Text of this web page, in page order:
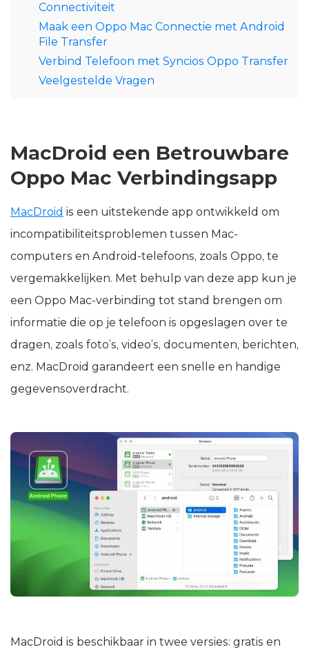
Connectiviteit
Maak een Oppo Mac Connectie met Android
File Transfer
Verbind Telefoon met Syncios Oppo Transfer
Veelgestelde Vragen
MacDroid een Betrouwbare
Oppo Mac Verbindingsapp
MacDroid is een uitstekende app ontwikkeld om
incompatibiliteitsproblemen tussen Mac-
computers en Android-telefoons, zoals Oppo, te
vergemakkelijken. Met behulp van deze app kun je
een Oppo Mac-verbinding tot stand brengen om
informatie die op je telefoon is opgeslagen over te
dragen, zoals foto’s, video’s, documenten, berichten,
enz. MacDroid garandeert een snelle en handige
gegevensoverdracht.
MacDroid is beschikbaar in twee versies: gratis en